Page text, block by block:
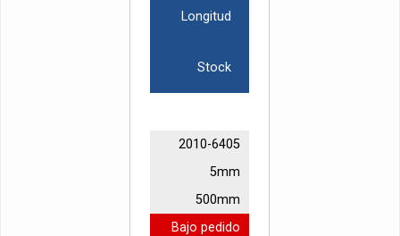
Longitud
Stock
2010-6405
5mm
500mm
Bajo pedido